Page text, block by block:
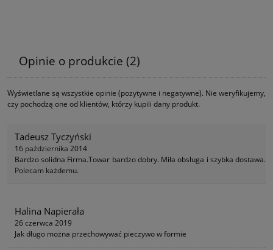
Opinie o produkcie (2)
Wyświetlane są wszystkie opinie (pozytywne i negatywne). Nie weryfikujemy,
czy pochodzą one od klientów, którzy kupili dany produkt.
Tadeusz Tyczyński
16 października 2014
Bardzo solidna Firma.Towar bardzo dobry. Miła obsługa i szybka dostawa.
Polecam każdemu.
Halina Napierała
26 czerwca 2019
Jak długo można przechowywać pieczywo w formie